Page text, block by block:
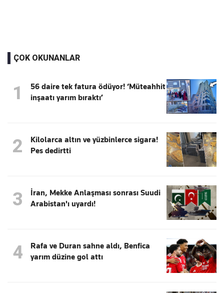
ÇOK OKUNANLAR
1
56 daire tek fatura ödüyor! ‘Müteahhit
inşaatı yarım bıraktı’
2
Kilolarca altın ve yüzbinlerce sigara!
Pes dedirtti
3
İran, Mekke Anlaşması sonrası Suudi
Arabistan'ı uyardı!
4
Rafa ve Duran sahne aldı, Benfica
yarım düzine gol attı